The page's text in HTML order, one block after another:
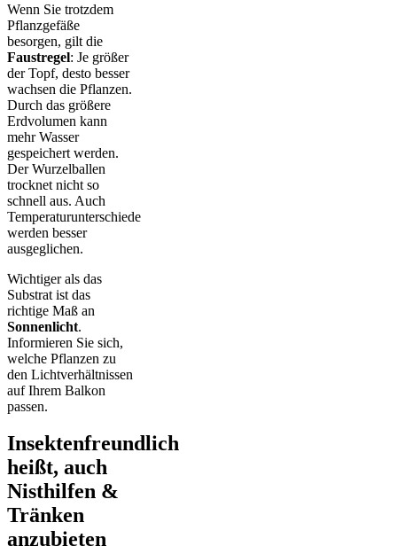
Wenn Sie trotzdem
Pflanzgefäße
besorgen, gilt die
Faustregel: Je größer
der Topf, desto besser
wachsen die Pflanzen.
Durch das größere
Erdvolumen kann
mehr Wasser
gespeichert werden.
Der Wurzelballen
trocknet nicht so
schnell aus. Auch
Temperaturunterschiede
werden besser
ausgeglichen.
Wichtiger als das
Substrat ist das
richtige Maß an
Sonnenlicht.
Informieren Sie sich,
welche Pflanzen zu
den Lichtverhältnissen
auf Ihrem Balkon
passen.
Insektenfreundlich
heißt, auch
Nisthilfen &
Tränken
anzubieten